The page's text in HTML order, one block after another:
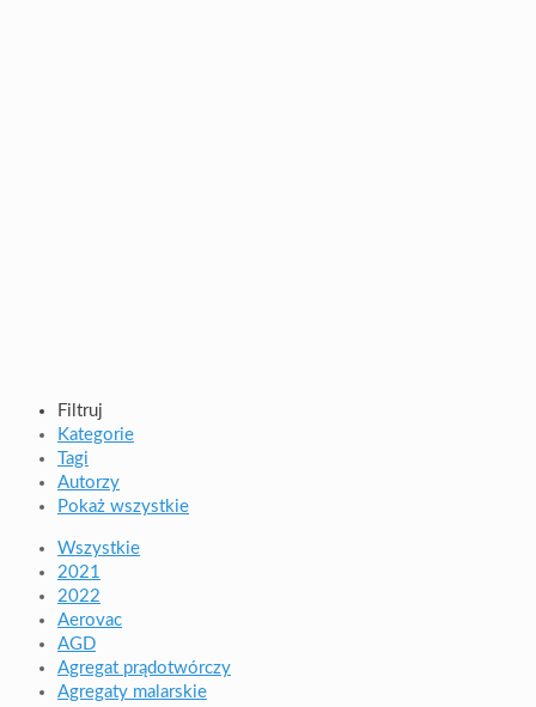
Filtruj
Kategorie
Tagi
Autorzy
Pokaż wszystkie
Wszystkie
2021
2022
Aerovac
AGD
Agregat prądotwórczy
Agregaty malarskie